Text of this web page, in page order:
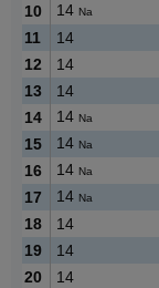
10 14 Na
11
14
12
14
13
14
14
14 Na
15 14 Na
16 14 Na
17 14 Na
18
14
19
14
20
14